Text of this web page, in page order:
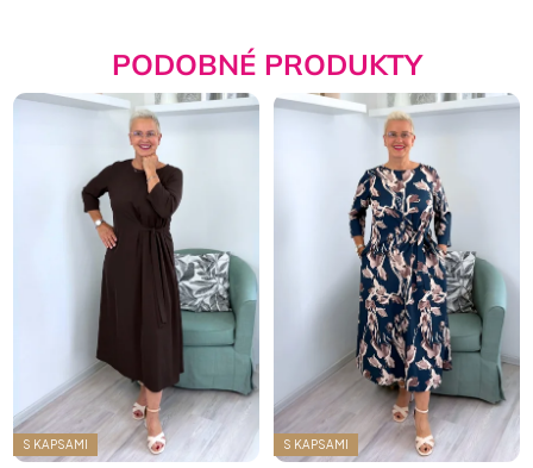
PODOBNÉ PRODUKTY
S KAPSAMI S KAPSAMI